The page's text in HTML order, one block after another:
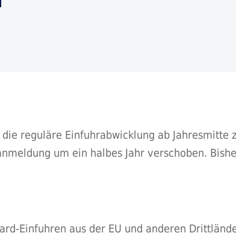
reguläre Einfuhrabwicklung ab Jahresmitte
um ein halbes Jahr verschoben.
Einfuhren aus der EU und anderen